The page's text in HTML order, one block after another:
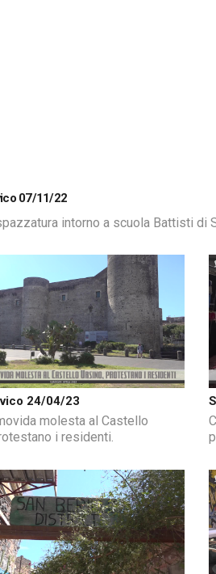
07/11/22
intorno a scuola Battisti di
24/04/23
molesta al Castello
i residenti.